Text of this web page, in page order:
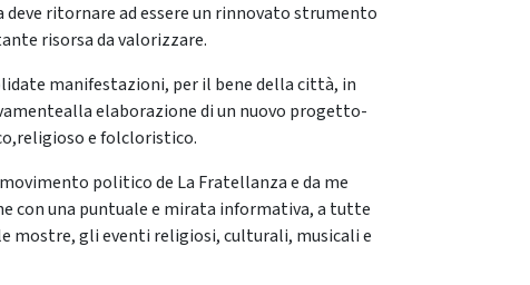
ritornare ad essere un rinnovato strumento
risorsa da valorizzare.
manifestazioni, per il bene della città, in
elaborazione di un nuovo progetto-
e folcloristico.
politico de La Fratellanza e da me
con una puntuale e mirata informativa, a tutte
mostre, gli eventi religiosi, culturali, musicali e